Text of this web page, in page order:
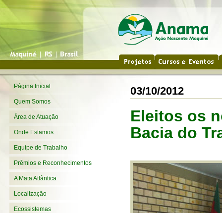
Página Inicial
Quem Somos
Área de Atuação
Onde Estamos
Equipe de Trabalho
Prêmios e Reconhecimentos
A Mata Atlântica
Localização
Ecossistemas
03/10/2012
Eleitos os
Bacia do